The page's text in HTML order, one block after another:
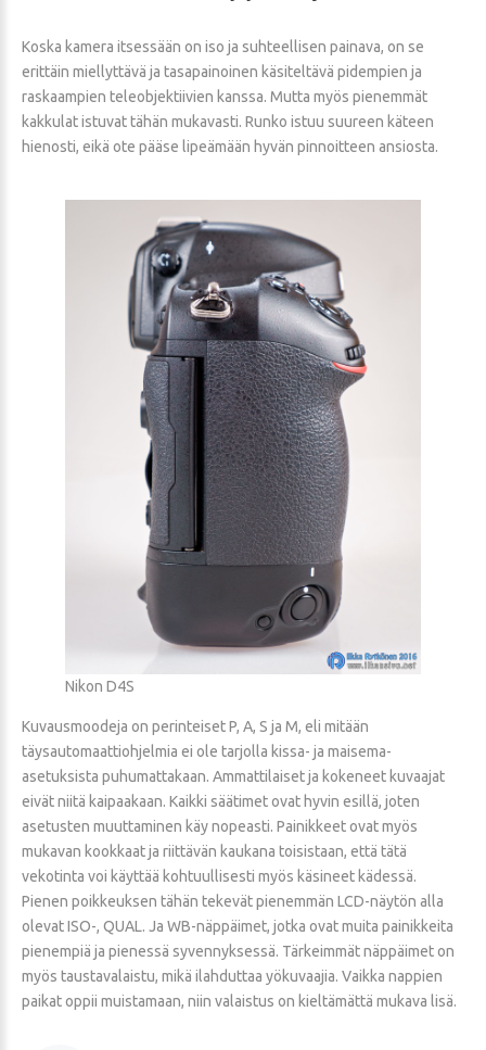
Koska kamera itsessään on iso ja suhteellisen painava, on se
erittäin miellyttävä ja tasapainoinen käsiteltävä pidempien ja
raskaampien teleobjektiivien kanssa. Mutta myös pienemmät
kakkulat istuvat tähän mukavasti. Runko istuu suureen käteen
hienosti, eikä ote pääse lipeämään hyvän pinnoitteen ansiosta.
Nikon D4S
Kuvausmoodeja on perinteiset P, A, S ja M, eli mitään
täysautomaattiohjelmia ei ole tarjolla kissa- ja maisema-
asetuksista puhumattakaan. Ammattilaiset ja kokeneet kuvaajat
eivät niitä kaipaakaan. Kaikki säätimet ovat hyvin esillä, joten
asetusten muuttaminen käy nopeasti. Painikkeet ovat myös
mukavan kookkaat ja riittävän kaukana toisistaan, että tätä
vekotinta voi käyttää kohtuullisesti myös käsineet kädessä.
Pienen poikkeuksen tähän tekevät pienemmän LCD-näytön alla
olevat ISO-, QUAL. Ja WB-näppäimet, jotka ovat muita painikkeita
pienempiä ja pienessä syvennyksessä. Tärkeimmät näppäimet on
myös taustavalaistu, mikä ilahduttaa yökuvaajia. Vaikka nappien
paikat oppii muistamaan, niin valaistus on kieltämättä mukava lisä.